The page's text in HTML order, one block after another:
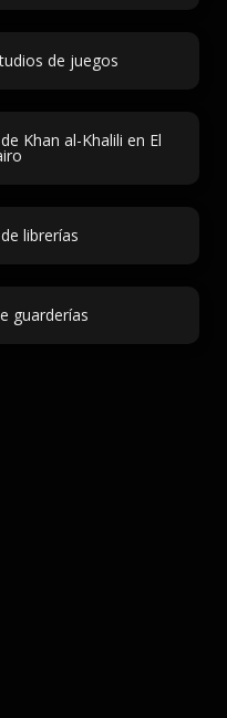
de juegos
Khan al-Khalili en El
librerías
guarderías